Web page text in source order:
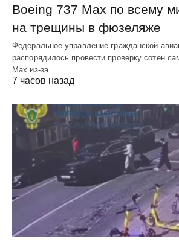
Boeing 737 Max по всему
на трещины в фюзеляже
Федеральное управление гражданской
распорядилось провести проверку сотен
Max из-за…
7 часов назад